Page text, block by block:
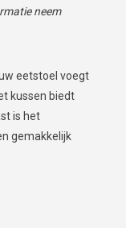
neem
eetstoel voegt
kussen biedt
is het
gemakkelijk